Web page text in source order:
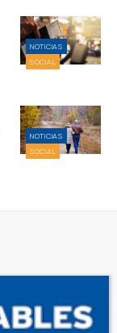
NOTICIAS
SOCIAL
NOTICIAS
SOCIAL